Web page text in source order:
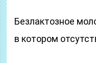
Безлактозное
в котором